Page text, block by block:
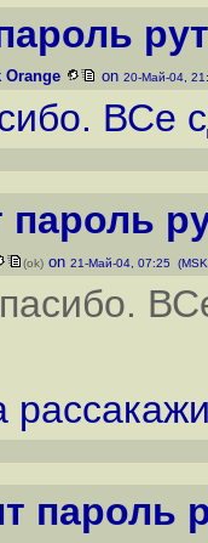
Orange on 20-Май-04,
ВСе
(ok) on 21-Май-04, 07:25
пароль